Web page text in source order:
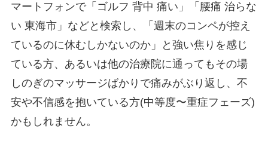
マートフォンで「ゴルフ 背中 痛い」「腰痛 治らな
い 東海市」などと検索し、「週末のコンペが控え
ているのに休むしかないのか」と強い焦りを感じ
ている方、あるいは他の治療院に通ってもその場
しのぎのマッサージばかりで痛みがぶり返し、不
安や不信感を抱いている方(中等度〜重症フェーズ)
かもしれません。